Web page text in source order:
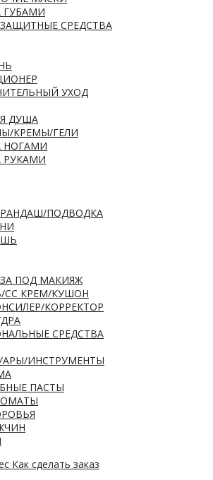
ГУБАМИ
СРЕДСТВА
УХОД
ДУША
КРЕМЫ/ГЕЛИ
НОГАМИ
РУКАМИ
ПОДВОДКА
ПОД МАКИЯЖ
CC КРЕМ/КУШОН
КОРРЕКТОР
СРЕДСТВА
ИНСТРУМЕНТЫ
ПАСТЫ
Как сделать заказ